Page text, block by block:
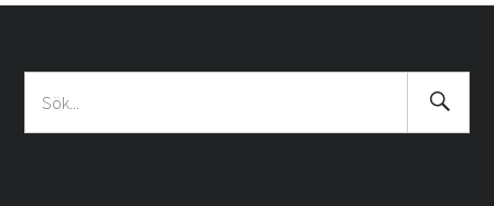
Sök
efter:
Search